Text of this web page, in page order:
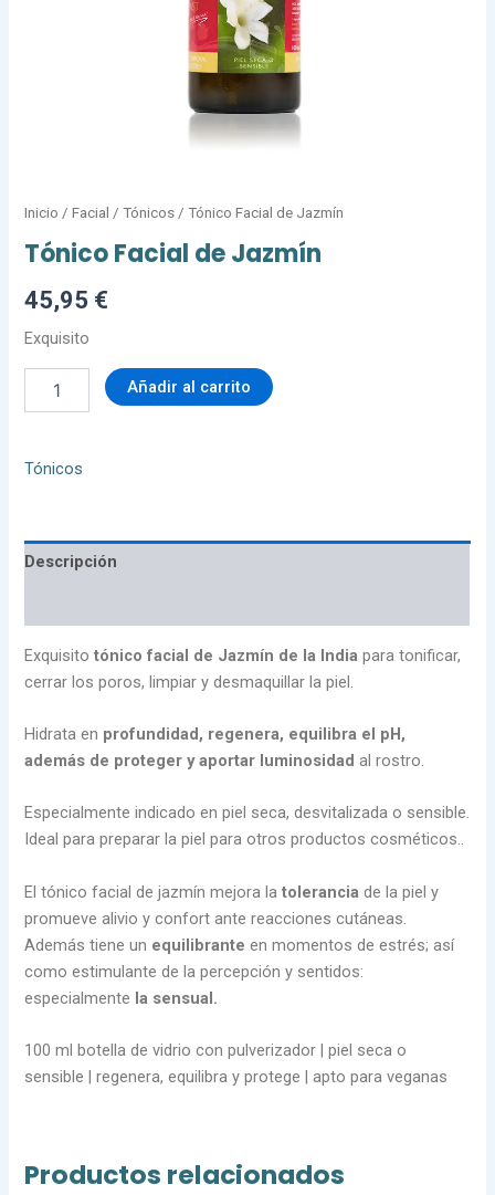
Inicio /Facial /Tónicos / Tónico Facial de Jazmín
Tónico Facial de Jazmín
45,95 €
Exquisito
Añadir al carrito
Tónicos
Descripción
Exquisitotónico facial de Jazmín de la India para tonificar,
cerrar los poros, limpiar y desmaquillar la piel.
Hidrata en profundidad, regenera, equilibra el pH,
además de proteger y aportar luminosidad al rostro.
Especialmente indicado en piel seca, desvitalizada o sensible.
Ideal para preparar la piel para otros productos cosméticos..
El tónico facial de jazmín mejora latolerancia de la piel y
promueve alivio y confort ante reacciones cutáneas.
Además tiene un equilibrante en momentos de estrés; así
como estimulante de la percepción y sentidos:
especialmente la sensual.
100 ml botella de vidrio con pulverizador | piel seca o
sensible | regenera, equilibra y protege | apto para veganas
Productos relacionados